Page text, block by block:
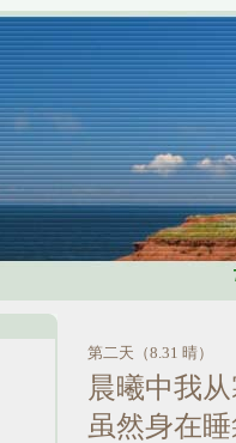
第二天（8.31 晴）
晨曦中我
虽然身在